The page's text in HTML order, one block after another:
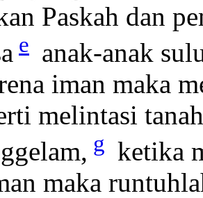
Paskah dan
e anak-anak
iman maka
melintasi
g ketika
maka